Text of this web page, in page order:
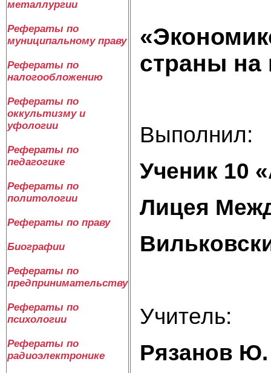
металлургии
Рефераты по
муниципальному праву
Рефераты по
налогообложению
Рефераты по
оккультизму и
уфологии
Рефераты по
педагогике
Рефераты по
политологии
Рефераты по праву
Биографии
Рефераты по
предпринимательству
Рефераты по
психологии
Рефераты по
радиоэлектронике
страны на
Выполнил:
Ученик 10
Лицея
Учитель:
Рязанов